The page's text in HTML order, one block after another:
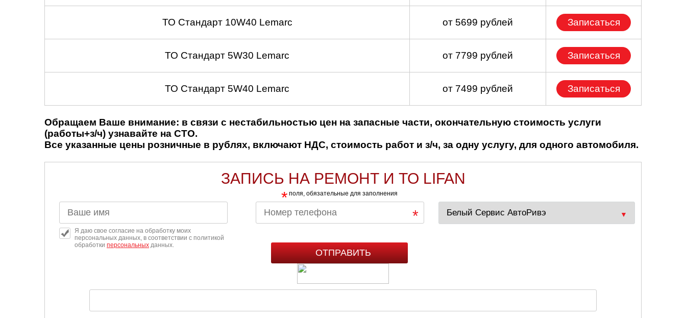
ТО Стандарт 10W40 Lemarc от 5699 рублей Записаться
ТО Стандарт 5W30 Lemarc от 7799 рублей Записаться
ТО Стандарт 5W40 Lemarc от 7499 рублей Записаться
Обращаем Ваше внимание: в связи с нестабильностью цен на запасные части, окончательную стоимость услуги
(работы+з/ч) узнавайте на СТО.
Все указанные цены розничные в рублях, включают НДС, стоимость работ и з/ч, за одну услугу, для одного автомобиля.
ЗАПИСЬ НА РЕМОНТ И ТО LIFAN
* поля, обязательные для заполнения
Я даю свое согласие на обработку моих
персональных данных, в соответствии с политикой
обработки персональных данных.